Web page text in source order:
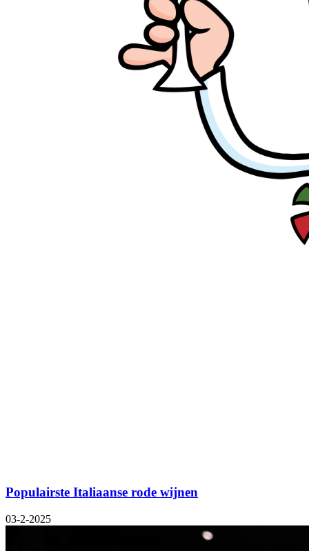
Populairste Italiaanse rode wijnen
03-2-2025